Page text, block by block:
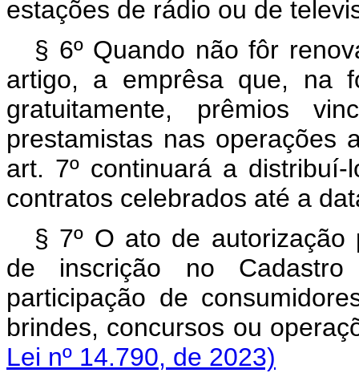
estações de rádio ou de
§ 6º Quando não fôr
artigo, a emprêsa que, na
gratuitamente, prêmios
prestamistas nas
art. 7º continuará a
contratos celebrados até a
§ 7º O ato de autorização
de inscrição no
participação de
brindes, concursos ou
Lei nº 14.790, de 2023)